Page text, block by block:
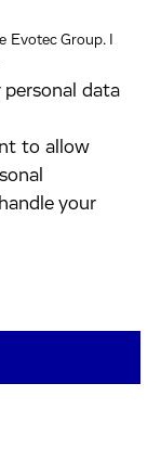
Group. I
data
to allow
your